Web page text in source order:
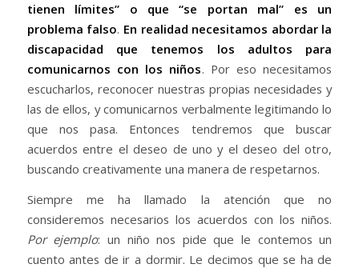
tienen límites” o que “se portan mal” es un
problema falso. En realidad necesitamos abordar la
discapacidad que tenemos los adultos para
comunicarnos con los niños. Por eso necesitamos
escucharlos, reconocer nuestras propias necesidades y
las de ellos, y comunicarnos verbalmente legitimando lo
que nos pasa. Entonces tendremos que buscar
acuerdos entre el deseo de uno y el deseo del otro,
buscando creativamente una manera de respetarnos.
Siempre me ha llamado la atención que no
consideremos necesarios los acuerdos con los niños.
Por ejemplo: un niño nos pide que le contemos un
cuento antes de ir a dormir. Le decimos que se ha de